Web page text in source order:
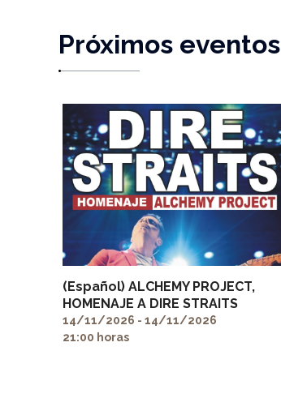
Próximos eventos
(Español) ALCHEMY PROJECT,
HOMENAJE A DIRE STRAITS
14/11/2026 - 14/11/2026
21:00 horas